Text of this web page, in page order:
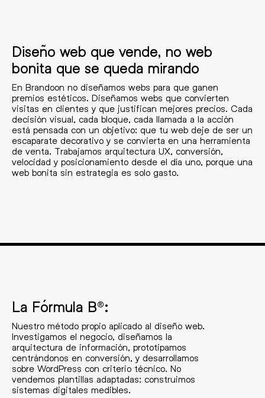
Diseño web que vende, no web
bonita que se queda mirando
En Brandoon no diseñamos webs para que ganen
premios estéticos. Diseñamos webs que convierten
visitas en clientes y que justifican mejores precios. Cada
decisión visual, cada bloque, cada llamada a la acción
está pensada con un objetivo: que tu web deje de ser un
escaparate decorativo y se convierta en una herramienta
de venta. Trabajamos arquitectura UX, conversión,
velocidad y posicionamiento desde el día uno, porque una
web bonita sin estrategia es solo gasto.
La Fórmula B®:
Nuestro método propio aplicado al diseño web.
Investigamos el negocio, diseñamos la
arquitectura de información, prototipamos
centrándonos en conversión, y desarrollamos
sobre WordPress con criterio técnico. No
vendemos plantillas adaptadas: construimos
sistemas digitales medibles.